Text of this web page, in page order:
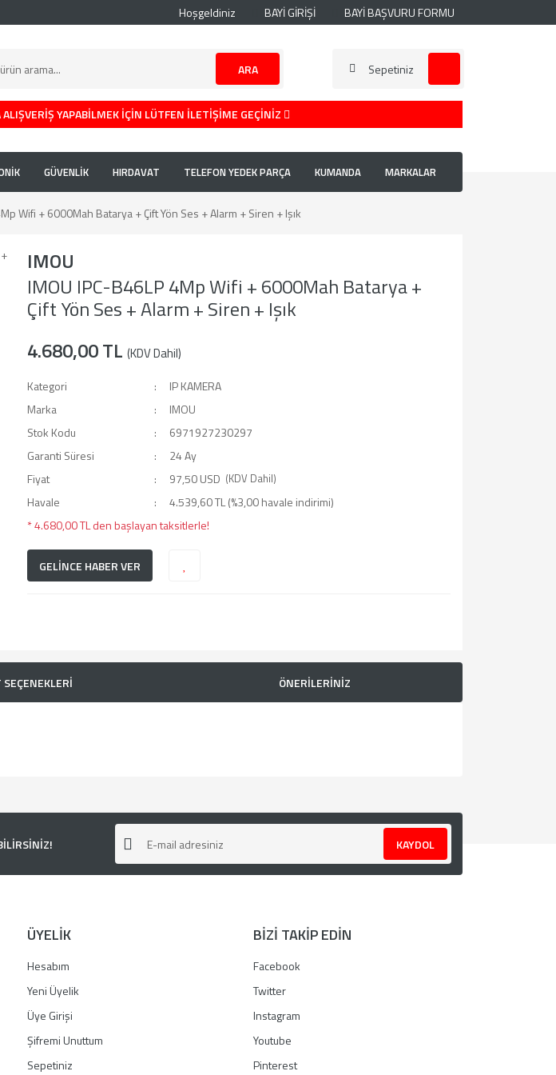
Hoşgeldiniz BAYİ GİRİŞİ BAYİ BAŞVURU FORMU
ARA Sepetiniz
YAPABİLMEK İÇİN LÜTFEN İLETİŞİME GEÇİNİZ
GÜVENLİK HIRDAVAT TELEFON YEDEK PARÇA KUMANDA MARKALAR
Wifi + 6000Mah Batarya + Çift Yön Ses + Alarm + Siren + Işık
IMOU
IMOU IPC-B46LP 4Mp Wifi + 6000Mah Batarya +
Çift Yön Ses + Alarm + Siren + Işık
4.680,00 TL (KDV Dahil)
Kategori
IP KAMERA
Marka
IMOU
Stok Kodu
6971927230297
Garanti Süresi
24 Ay
Fiyat
97,50 USD (KDV Dahil)
Havale
4.539,60 TL (%3,00 havale indirimi)
* 4.680,00 TL den başlayan taksitlerle!
GELİNCE HABER VER
ÖNERİLERİNİZ
Gönder
KAYDOL
ÜYELİK
Hesabım
Yeni Üyelik
Üye Girişi
Şifremi Unuttum
Sepetiniz
BİZİ TAKİP EDİN
Facebook
Twitter
Instagram
Youtube
Pinterest